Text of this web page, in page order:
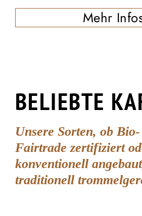
Mehr
BELIEBTE
Unsere Sorten, ob
Fairtrade zertifiziert
konventionell
traditionell